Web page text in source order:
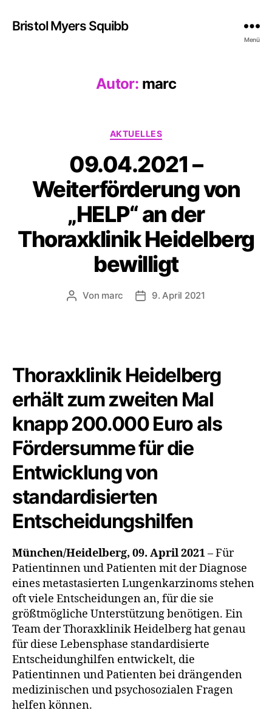
Bristol Myers Squibb
Menü
Autor: marc
Kategorien
AKTUELLES
09.04.2021 –
Weiterförderung von
„HELP“ an der
Thoraxklinik Heidelberg
bewilligt
Beitragsautor
Von marc Veröffentlichungsdatum
9. April 2021
Thoraxklinik Heidelberg
erhält zum zweiten Mal
knapp 200.000 Euro als
Fördersumme für die
Entwicklung von
standardisierten
Entscheidungshilfen
München/Heidelberg, 09. April 2021– Für
Patientinnen und Patienten mit der Diagnose
eines metastasierten Lungenkarzinoms stehen
oft viele Entscheidungen an, für die sie
größtmögliche Unterstützung benötigen. Ein
Team der Thoraxklinik Heidelberg hat genau
für diese Lebensphase standardisierte
Entscheidunghilfen entwickelt, die
Patientinnen und Patienten bei drängenden
medizinischen und psychosozialen Fragen
helfen können.